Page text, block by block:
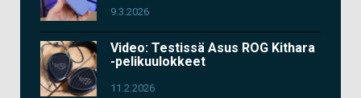
9.3.2026
Video: Testissä Asus ROG Kithara
-pelikuulokkeet
11.2.2026